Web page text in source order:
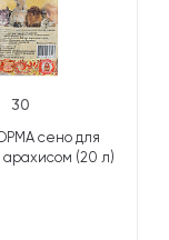
30
сено для
арахисом (20 л)